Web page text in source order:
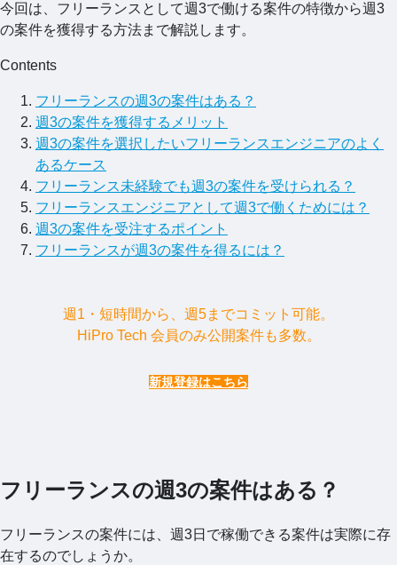
今回は、フリーランスとして週3で働ける案件の特徴から週3
の案件を獲得する方法まで解説します。
Contents
フリーランスの週3の案件はある？
週3の案件を獲得するメリット
週3の案件を選択したいフリーランスエンジニアのよく
あるケース
フリーランス未経験でも週3の案件を受けられる？
フリーランスエンジニアとして週3で働くためには？
週3の案件を受注するポイント
フリーランスが週3の案件を得るには？
週1・短時間から、週5までコミット可能。
HiPro Tech 会員のみ公開案件も多数。
新規登録はこちら
フリーランスの週3の案件はある？
フリーランスの案件には、週3日で稼働できる案件は実際に存
在するのでしょうか。